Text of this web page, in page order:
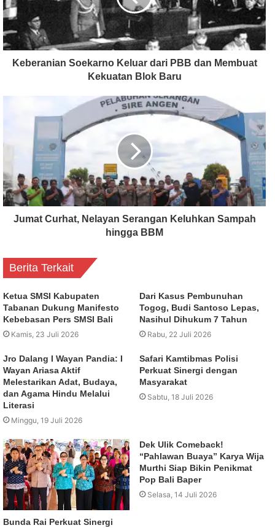
Keberanian Soekarno Keluar dari PBB dan Membuat
Kekuatan Blok Baru
Jumat Curhat, Nelayan Serangan Keluhkan Sampah
hingga BBM
Berita Terkait
Ketua SMSI Kabupaten
Tabanan Dukung Manifesto
Kebebasan Pers SMSI Bali
Kamis, 23 Juli 2026
Dari Kasus Pembunuhan
Togog, Budi Santoso Lepas,
Nasihul Dihukum 7 Tahun
Rabu, 22 Juli 2026
Jro Dalang I Wayan Pandia: I
Wayan Ariasa Aktif
Melestarikan Adat, Budaya,
dan Agama Hindu Melalui
Literasi
Minggu, 19 Juli 2026
Safari Kamtibmas Polisi
Perkuat Sinergi dengan
Masyarakat
Sabtu, 18 Juli 2026
Bunda Rai Perkuat Sinergi
Dek Ulik Comeback!
“Pahlawan Buaya” Karya Wija
Murthi Siap Bikin Penikmat
Pop Bali Baper
Selasa, 14 Juli 2026